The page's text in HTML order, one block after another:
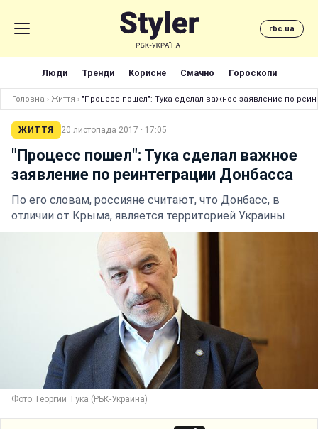
rbc.ua
Люди Тренди Корисне Смачно Гороскопи
Головна › Життя › "Процесс пошел": Тука сделал важное заявление по
ЖИТТЯ 20 листопада 2017 · 17:05
"Процесс пошел": Тука сделал важное
заявление по реинтеграции Донбасса
По его словам, россияне считают, что Донбасс, в
отличии от Крыма, является территорией Украины
Фото: Георгий Тука (РБК-Украина)